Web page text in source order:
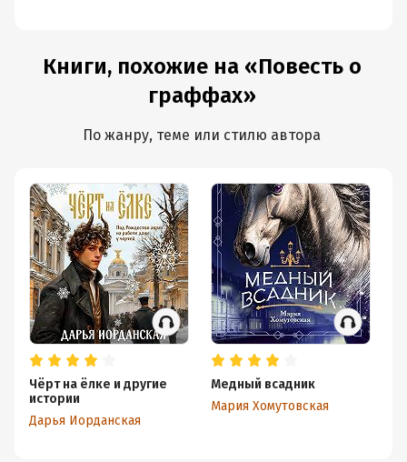
Книги, похожие на «Повесть о
граффах»
По жанру, теме или стилю автора
Чёрт на ёлке и другие
истории
Дарья Иорданская
Медный всадник
Мария Хомутовская